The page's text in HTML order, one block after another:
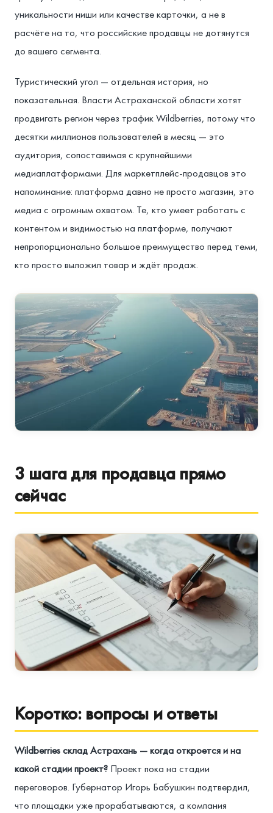
уникальности ниши или качестве карточки, а не в
расчёте на то, что российские продавцы не дотянутся
до вашего сегмента.
Туристический угол — отдельная история, но
показательная. Власти Астраханской области хотят
продвигать регион через трафик Wildberries, потому что
десятки миллионов пользователей в месяц — это
аудитория, сопоставимая с крупнейшими
медиаплатформами. Для маркетплейс-продавцов это
напоминание: платформа давно не просто магазин, это
медиа с огромным охватом. Те, кто умеет работать с
контентом и видимостью на платформе, получают
непропорционально большое преимущество перед теми,
кто просто выложил товар и ждёт продаж.
3 шага для продавца прямо
сейчас
Коротко: вопросы и ответы
Wildberries склад Астрахань — когда откроется и на
какой стадии проект? Проект пока на стадии
переговоров. Губернатор Игорь Бабушкин подтвердил,
что площадки уже прорабатываются, а компания